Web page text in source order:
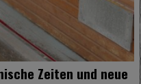
Zeiten und neue